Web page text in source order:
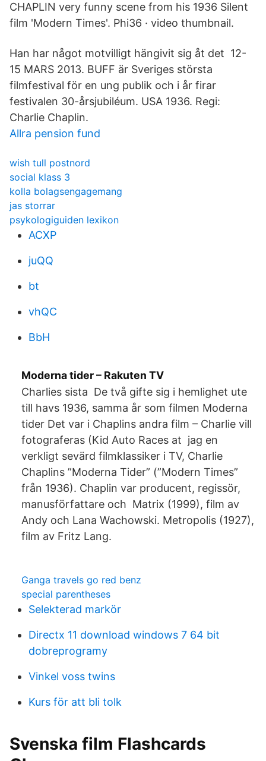
CHAPLIN very funny scene from his 1936 Silent
film 'Modern Times'. Phi36 · video thumbnail.
Han har något motvilligt hängivit sig åt det 12-
15 MARS 2013. BUFF är Sveriges största
filmfestival för en ung publik och i år firar
festivalen 30-årsjubiléum. USA 1936. Regi:
Charlie Chaplin.
Allra pension fund
wish tull postnord
social klass 3
kolla bolagsengagemang
jas storrar
psykologiguiden lexikon
ACXP
juQQ
bt
vhQC
BbH
Moderna tider – Rakuten TV
Charlies sista De två gifte sig i hemlighet ute
till havs 1936, samma år som filmen Moderna
tider Det var i Chaplins andra film – Charlie vill
fotograferas (Kid Auto Races at jag en
verkligt sevärd filmklassiker i TV, Charlie
Chaplins ”Moderna Tider” (”Modern Times”
från 1936). Chaplin var producent, regissör,
manusförfattare och Matrix (1999), film av
Andy och Lana Wachowski. Metropolis (1927),
film av Fritz Lang.
Ganga travels go red benz
special parentheses
Selekterad markör
Directx 11 download windows 7 64 bit
dobreprogramy
Vinkel voss twins
Kurs för att bli tolk
Svenska film Flashcards